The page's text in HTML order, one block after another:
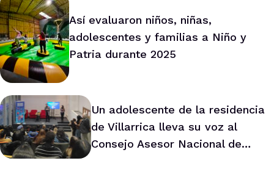
Así evaluaron niños, niñas,
adolescentes y familias a Niño y
Patria durante 2025
Un adolescente de la residencia
de Villarrica lleva su voz al
Consejo Asesor Nacional de